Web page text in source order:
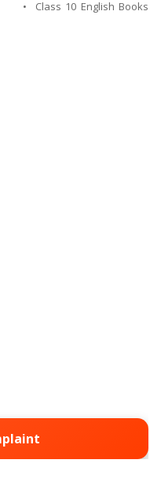
• Class 10 English Books